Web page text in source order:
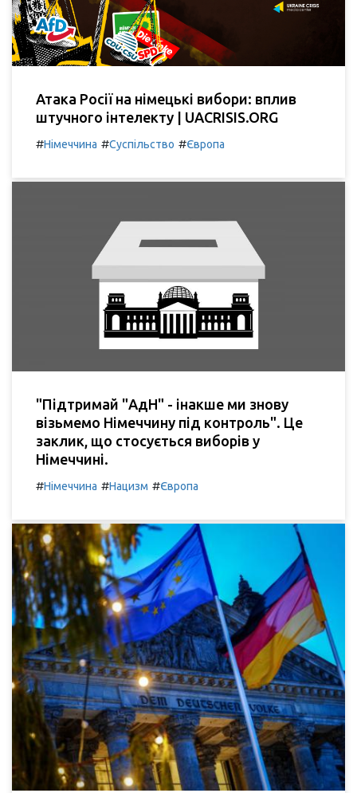
Атака Росії на німецькі вибори: вплив
штучного інтелекту | UACRISIS.ORG
#Німеччина #Суспільство #Європа
"Підтримай "АдН" - інакше ми знову
візьмемо Німеччину під контроль". Це
заклик, що стосується виборів у
Німеччині.
#Німеччина #Нацизм #Європа